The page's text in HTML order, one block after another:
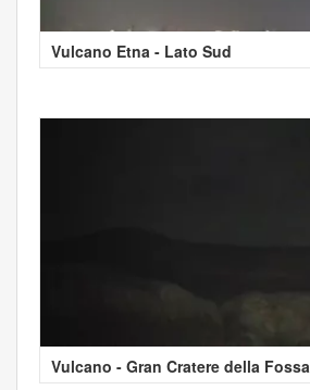
Vulcano Etna - Lato Sud
Vulcano - Gran Cratere della Fossa